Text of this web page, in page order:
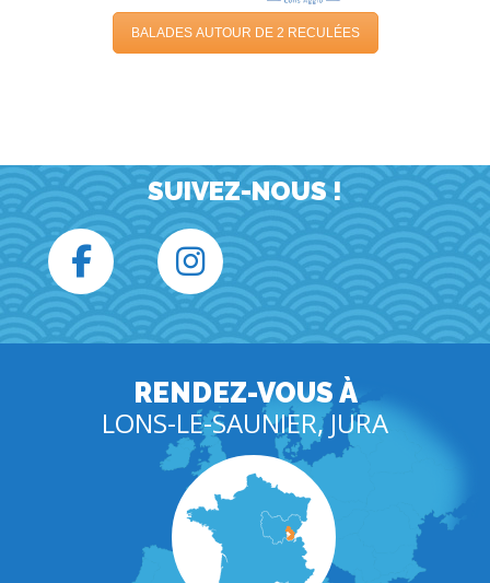
BALADES AUTOUR DE 2 RECULÉES
SUIVEZ-NOUS !
RENDEZ-VOUS À
LONS-LE-SAUNIER, JURA